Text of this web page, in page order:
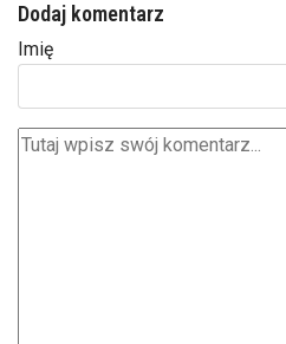
Dodaj komentarz
Imię